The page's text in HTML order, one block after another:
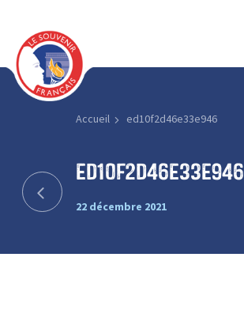
Accueil ed10f2d46e33e946
ed10f2d46e33e946
22 décembre 2021